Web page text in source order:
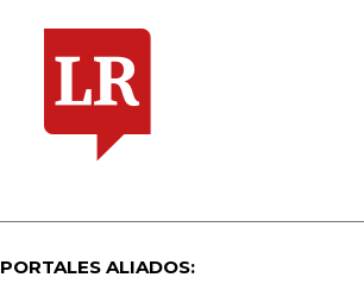
PORTALES ALIADOS: